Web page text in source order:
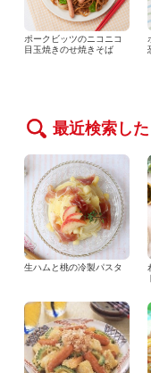
ポークビッツのニコニコ
目玉焼きのせ焼きそば
最近検索し
生ハムと桃の冷製パスタ